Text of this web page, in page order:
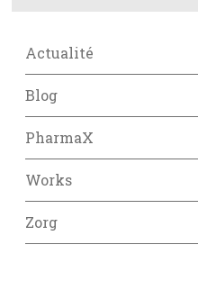
Actualité
Blog
PharmaX
Works
Zorg